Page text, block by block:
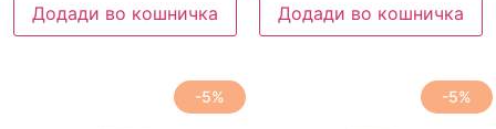
Додади во кошничка Додади во кошничка
-5% -5%